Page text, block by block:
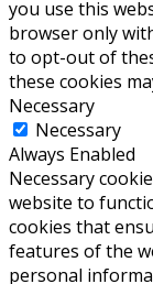
you use this
browser only
to opt-out of
these cookies
Necessary
Necessary
Always Enabled
Necessary
website to
cookies that
features of the
personal